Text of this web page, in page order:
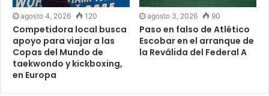
agosto 4, 2026 120
Competidora local busca
apoyo para viajar a las
Copas del Mundo de
taekwondo y kickboxing,
en Europa
agosto 3, 2026 90
Paso en falso de Atlético
Escobar en el arranque de
la Reválida del Federal A